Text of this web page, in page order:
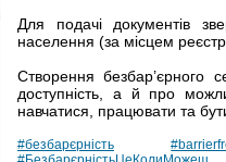
Для подачі документів
населення (за місцем
Створення
доступність, а й про
навчатися, працювати та
#безбарєрність